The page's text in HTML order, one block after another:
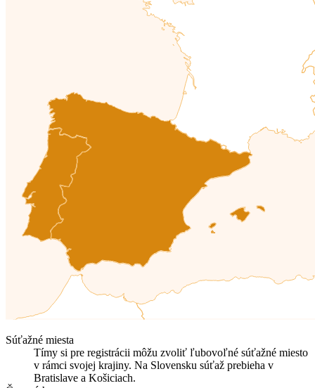
Súťažné miesta
Tímy si pre registrácii môžu zvoliť ľubovoľné súťažné miesto
v rámci svojej krajiny. Na Slovensku súťaž prebieha v
Bratislave a Košiciach.